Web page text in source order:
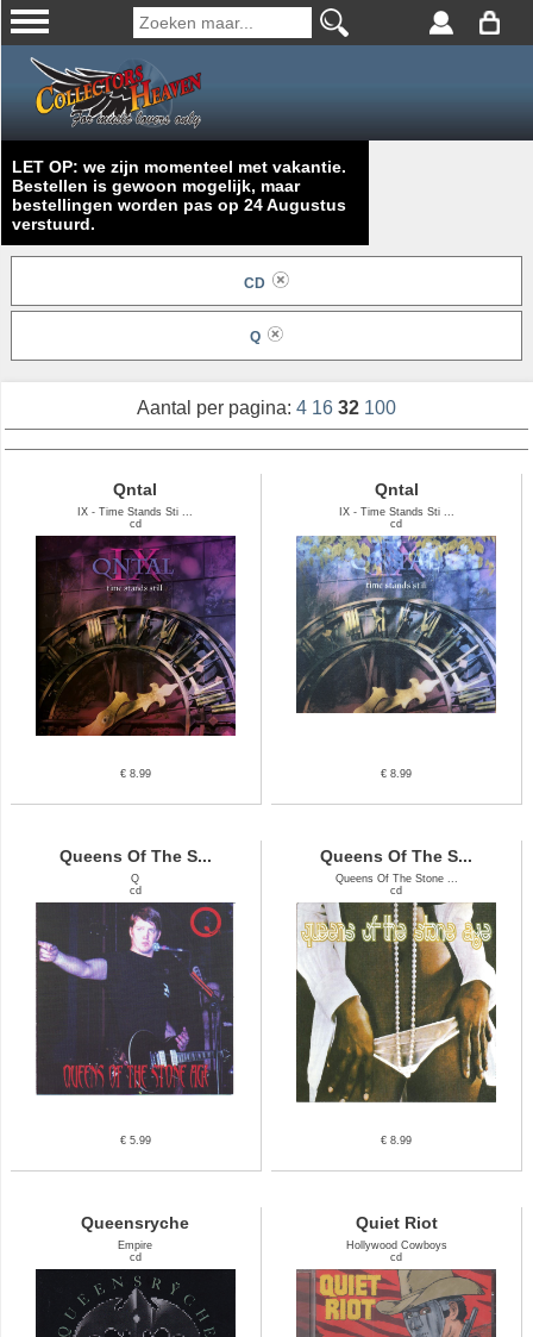
LET OP: we zijn momenteel met vakantie.
Bestellen is gewoon mogelijk, maar
bestellingen worden pas op 24 Augustus
verstuurd.
CD
Q
Aantal per pagina: 4 16 32 100
Qntal
IX - Time Stands Sti ...
cd
€ 8.99
Qntal
IX - Time Stands Sti ...
cd
€ 8.99
Queens Of The S...
Q
cd
€ 5.99
Queens Of The S...
Queens Of The Stone ...
cd
€ 8.99
Queensryche
Empire
cd
Quiet Riot
Hollywood Cowboys
cd